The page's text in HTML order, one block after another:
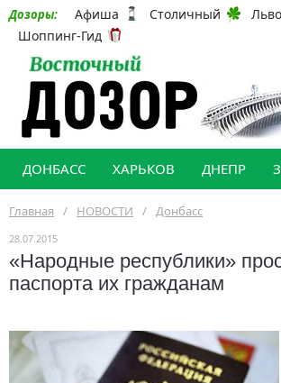
Дозоры: Афиша Столичный
Шоппинг-Гид
ДОНБАСС ХАРЬКОВ ДНЕПР
Главная / НОВОСТИ / Донбасс
28.07.2015
«Народные республики»
паспорта их гражданам